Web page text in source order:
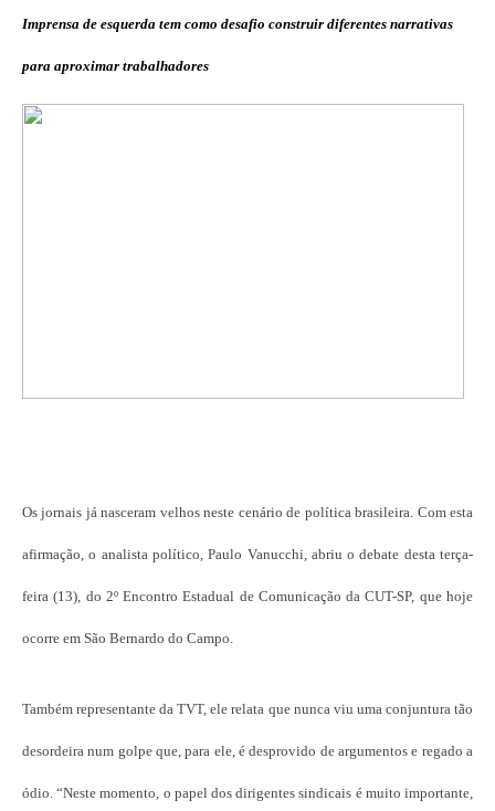
Imprensa de esquerda tem como desafio construir diferentes narrativas
para aproximar trabalhadores
Os jornais já nasceram velhos neste cenário de política brasileira. Com esta
afirmação, o analista político, Paulo Vanucchi, abriu o debate desta terça-
feira (13), do 2º Encontro Estadual de Comunicação da CUT-SP, que hoje
ocorre em São Bernardo do Campo.
Também representante da TVT, ele relata que nunca viu uma conjuntura tão
desordeira num golpe que, para ele, é desprovido de argumentos e regado a
ódio. “Neste momento, o papel dos dirigentes sindicais é muito importante,